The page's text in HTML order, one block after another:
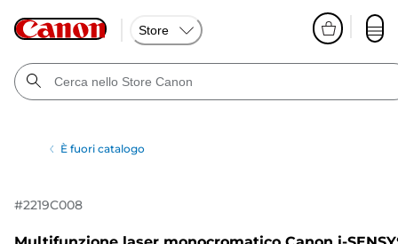
Store
È fuori catalogo
#2219C008